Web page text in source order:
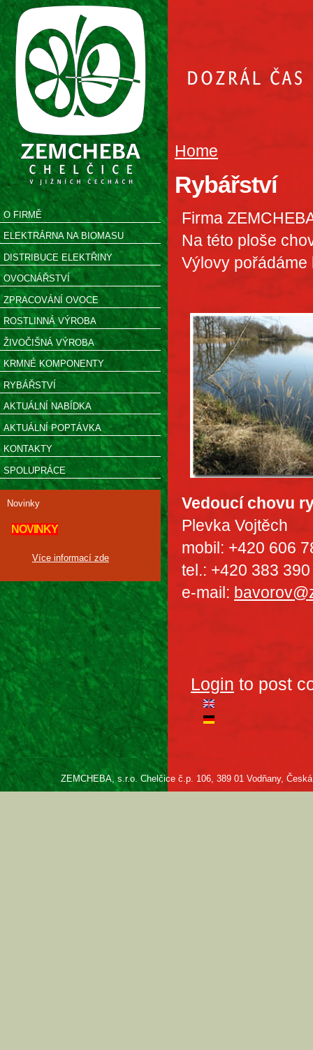
O FIRMĚ
ELEKTRÁRNA NA BIOMASU
DISTRIBUCE ELEKTŘINY
OVOCNÁŘSTVÍ
ZPRACOVÁNÍ OVOCE
ROSTLINNÁ VÝROBA
ŽIVOČIŠNÁ VÝROBA
KRMNÉ KOMPONENTY
RYBÁŘSTVÍ
AKTUÁLNÍ NABÍDKA
AKTUÁLNÍ POPTÁVKA
KONTAKTY
SPOLUPRÁCE
Novinky
NOVINKY
Více informací zde
Home
Rybářství
Firma
Na této ploše
Výlovy
Vedoucí chovu
Plevka Vojtěch
mobil: +420 606
tel.: +420 383
e-mail:
Login to post
ZEMCHEBA, s.r.o. Chelčice č.p. 106, 389 01 Vodňany,